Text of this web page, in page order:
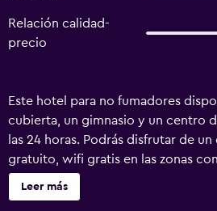
Relación calidad-
precio
Este hotel para no fumadores
cubierta, un gimnasio y un centro
las 24 horas. Podrás disfrutar de
gratuito, wifi gratis en las zonas
gratuito. Otras instalaciones
conferencias, una bañera de
Leer más